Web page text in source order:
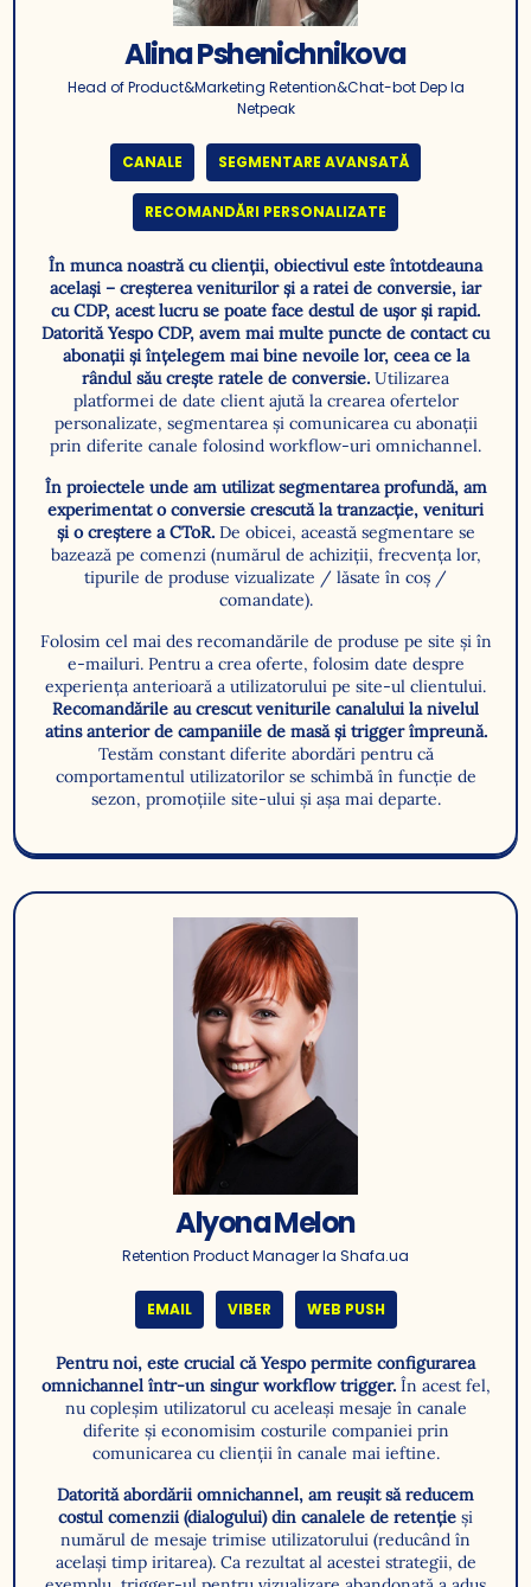
Alina Pshenichnikova
Head of Product&Marketing Retention&Chat-bot Dep la
Netpeak
CANALE SEGMENTARE AVANSATĂ
RECOMANDĂRI PERSONALIZATE
În munca noastră cu clienții, obiectivul este întotdeauna
același – creșterea veniturilor și a ratei de conversie, iar
cu CDP, acest lucru se poate face destul de ușor și rapid.
Datorită Yespo CDP, avem mai multe puncte de contact cu
abonații și înțelegem mai bine nevoile lor, ceea ce la
rândul său crește ratele de conversie. Utilizarea
platformei de date client ajută la crearea ofertelor
personalizate, segmentarea și comunicarea cu abonații
prin diferite canale folosind workflow-uri omnichannel.
În proiectele unde am utilizat segmentarea profundă, am
experimentat o conversie crescută la tranzacție, venituri
și o creștere a CToR.De obicei, această segmentare se
bazează pe comenzi (numărul de achiziții, frecvența lor,
tipurile de produse vizualizate / lăsate în coș /
comandate).
Folosim cel mai des recomandările de produse pe site și în
e-mailuri. Pentru a crea oferte, folosim date despre
experiența anterioară a utilizatorului pe site-ul clientului.
Recomandările au crescut veniturile canalului la nivelul
atins anterior de campaniile de masă și trigger împreună.
Testăm constant diferite abordări pentru că
comportamentul utilizatorilor se schimbă în funcție de
sezon, promoțiile site-ului și așa mai departe.
Alyona Melon
Retention Product Manager la Shafa.ua
EMAIL VIBER WEB PUSH
Pentru noi, este crucial că Yespo permite configurarea
omnichannel într-un singur workflow trigger.În acest fel,
nu copleșim utilizatorul cu aceleași mesaje în canale
diferite și economisim costurile companiei prin
comunicarea cu clienții în canale mai ieftine.
Datorită abordării omnichannel, am reușit să reducem
costul comenzii (dialogului) din canalele de retenție și
numărul de mesaje trimise utilizatorului (reducând în
același timp iritarea). Ca rezultat al acestei strategii, de